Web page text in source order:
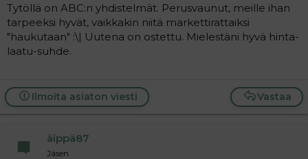
Tytöllä on ABC:n yhdistelmät. Perusvaunut, meille ihan
tarpeeksi hyvät, vaikkakin niitä markettirattaiksi
"haukutaan" :\| Uutena on ostettu. Mielestäni hyvä hinta-
laatu-suhde.
Vastaa
Ilmoita asiaton viesti
äippä87
Jäsen